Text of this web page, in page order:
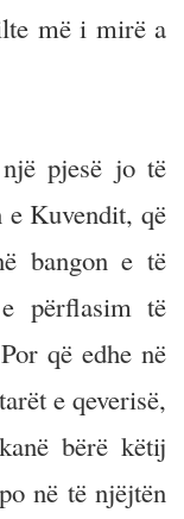
më i mirë a
pjesë jo të
e Kuvendit, që
bangon e të
përflasim të
që edhe në
e qeverisë,
bërë këtij
në të njëjtën